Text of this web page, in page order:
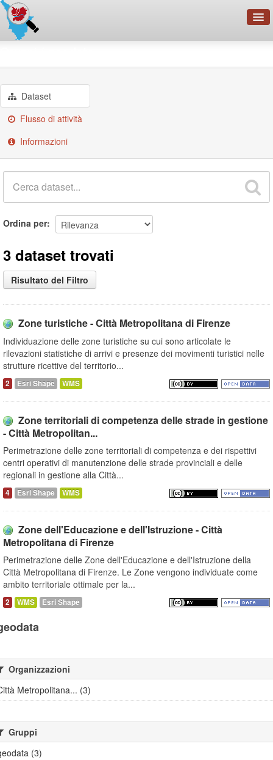
Dataset
Flusso di attività
Informazioni
Ordina per
3 dataset trovati
Risultato del Filtro
Zone turistiche - Città Metropolitana di Firenze
Individuazione delle zone turistiche su cui sono articolate le
rilevazioni statistiche di arrivi e presenze dei movimenti turistici nelle
strutture ricettive del territorio...
2 Esri Shape WMS
Zone territoriali di competenza delle strade in gestione
- Città Metropolitan...
Perimetrazione delle zone territoriali di competenza e dei rispettivi
centri operativi di manutenzione delle strade provinciali e delle
regionali in gestione alla Città...
4 Esri Shape WMS
Zone dell'Educazione e dell'Istruzione - Città
Metropolitana di Firenze
Perimetrazione delle Zone dell'Educazione e dell'Istruzione della
Città Metropolitana di Firenze. Le Zone vengono individuate come
ambito territoriale ottimale per la...
2 WMS Esri Shape
Organizzazioni
Metropolitana... (3)
Gruppi
(3)